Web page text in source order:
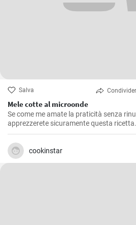
Salva
Mele cotte al microonde
Se come me amate la praticità senza
apprezzerete sicuramente questa
cotte al microonde più volte, soprattutto
quando il freddo si fa sentire e ho
nutriente. Questa ricetta risulta anche
vuole concedersi un dessert dolce ed
E' una ricetta semplice e veloce,
cookinstar